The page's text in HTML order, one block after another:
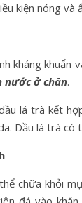
kiện nóng và
kháng khuẩn
nước ở chân.
lá trà kết
Dầu lá trà
chữa khỏi